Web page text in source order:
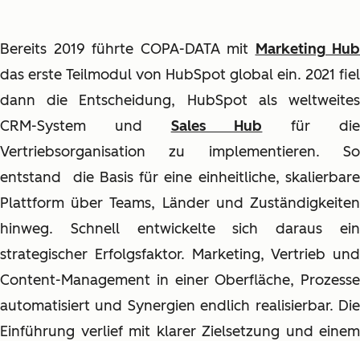
Bereits 2019 führte COPA-DATA mit Marketing Hub
das erste Teilmodul von HubSpot global ein. 2021 fiel
dann die Entscheidung, HubSpot als weltweites
CRM-System und Sales Hub für die
Vertriebsorganisation zu implementieren. So
entstand die Basis für eine einheitliche, skalierbare
Plattform über Teams, Länder und Zuständigkeiten
hinweg. Schnell entwickelte sich daraus ein
strategischer Erfolgsfaktor. Marketing, Vertrieb und
Content-Management in einer Oberfläche, Prozesse
automatisiert und Synergien endlich realisierbar. Die
Einführung verlief mit klarer Zielsetzung und einem